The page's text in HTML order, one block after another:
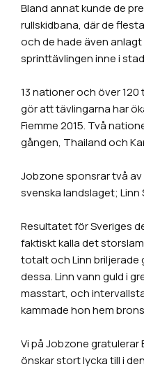
Bland annat kunde de
rullskidbana, där de
och de hade även
sprinttävlingen inne i
13 nationer och över
gör att tävlingarna har
Fiemme 2015. Två
gången, Thailand och
Jobzone sponsrar två
svenska landslaget; Linn
Resultatet för Sveriges
faktiskt kalla det
totalt och Linn briljerade
dessa. Linn vann guld i
masstart, och
kammade hon hem
Vi på Jobzone gratulerar
önskar stort lycka till i